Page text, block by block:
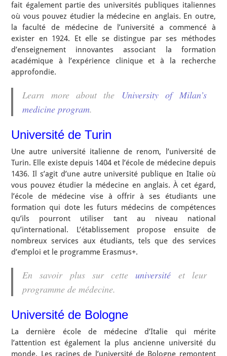
fait également partie des universités publiques italiennes
où vous pouvez étudier la médecine en anglais. En outre,
la faculté de médecine de l’université a commencé à
exister en 1924. Et elle se distingue par ses méthodes
d’enseignement innovantes associant la formation
académique à l’expérience clinique et à la recherche
approfondie.
Learn more about the University of Milan’s
medicine program.
Université de Turin
Une autre université italienne de renom, l’université de
Turin. Elle existe depuis 1404 et l’école de médecine depuis
1436. Il s’agit d’une autre université publique en Italie où
vous pouvez étudier la médecine en anglais. À cet égard,
l’école de médecine vise à offrir à ses étudiants une
formation qui dote les futurs médecins de compétences
qu’ils pourront utiliser tant au niveau national
qu’international. L’établissement propose ensuite de
nombreux services aux étudiants, tels que des services
d’emploi et le programme Erasmus+.
En savoir plus sur cetteuniversité et leur
programme de médecine.
Université de Bologne
La dernière école de médecine d’Italie qui mérite
l’attention est également la plus ancienne université du
monde. Les racines de l’université de Bologne remontent